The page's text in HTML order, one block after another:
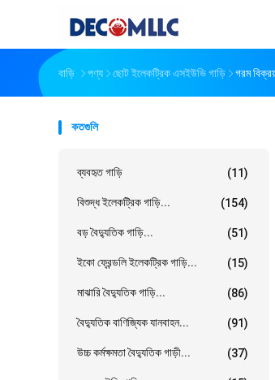
বাড়ি পণ্য ছোট ইলেকট্রিক এসইউভি গাড়ি গরম
কতগুলি
ব্যবহৃত গাড়ি (11)
বিশুদ্ধ ইলেকট্রিক গাড়ি... (154)
বড় বৈদ্যুতিক গাড়ি... (51)
ইকো ফ্রেন্ডলি ইলেকট্রিক গাড়ি... (15)
মাঝারি বৈদ্যুতিক গাড়ি... (86)
বৈদ্যুতিক বাণিজ্যিক যানবাহন... (91)
উচ্চ কর্মক্ষমতা বৈদ্যুতিক গাড়ী... (37)